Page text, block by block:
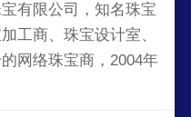
有限公司，知名珠宝
工商、珠宝设计室、
网络珠宝商，2004年